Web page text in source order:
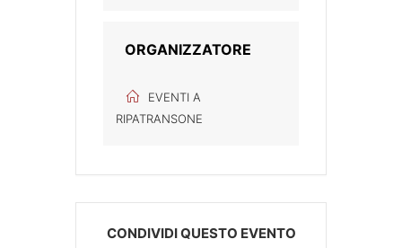
ORGANIZZATORE
EVENTI A
RIPATRANSONE
CONDIVIDI QUESTO EVENTO